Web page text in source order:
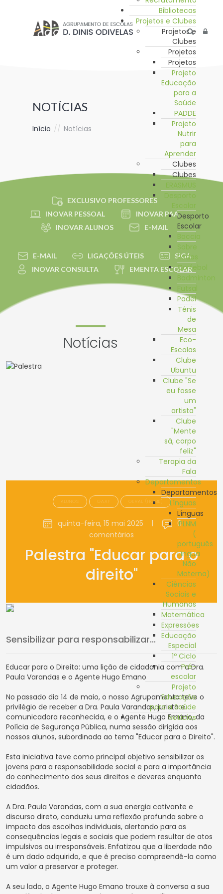
Bibliotecas
Projetos e Clubes
Projetos e
Clubes
Projetos
Projetos
Projeto
Educação
para a
Saúde
PADDE
Projeto
Nutrir
para
Aprender
Clubes
Clubes
ERASMUS
Desporto
Escolar
Desporto
Escolar
Boccia
Sobre
Rodas
Corfebol
Badminton
Futsal
Padel
Ténis
de
Mesa
Eco-
Escolas
Clube
Ubuntu
Clube "Se
eu fosse
um
artista"
Clube
"Mente
sã, corpo
feliz"
Terapia da
Fala
Departamentos
Departamentos
Línguas
Línguas
PLNM
(
português
Língua
Não
Materna)
Ciências
Sociais e
Humanas
Matemática
Expressões
Educação
Especial
1º Ciclo
Pré-
escolar
Projeto
Educação
para a Saúde
Notícias
NOTÍCIAS
Início // Notícias
EXCLUSIVO PROFESSORES
INOVAR PESSOAL
INOVAR PAA
INOVAR ALUNOS
E-MAIL
E-MAIL LIGAÇÕES ÚTEIS
SIGA
INOVAR CONSULTA
EMENTA ESCOLAR
Notícias
ALUNOS GAAF GERAL (HOME)
quinta-feira, 15 mai 2025 |
0
comentários
Palestra "Educar para o
direito"
Sensibilizar para responsabilizar...
Educar para o Direito: uma lição de cidadania com a Dra.
Paula Varandas e o Agente Hugo Emano
No passado dia 14 de maio, o nosso Agrupamento teve o
privilégio de receber a Dra. Paula Varandas, jurista e
comunicadora reconhecida, e o Agente Hugo Emano, da
Polícia de Segurança Pública, numa sessão dirigida aos
nossos alunos, subordinada ao tema "Educar para o Direito".
Esta iniciativa teve como principal objetivo sensibilizar os
jovens para a responsabilidade social e para a importância
do conhecimento dos seus direitos e deveres enquanto
cidadãos.
A Dra. Paula Varandas, com a sua energia cativante e
discurso direto, conduziu uma reflexão profunda sobre o
impacto das escolhas individuais, alertando para as
consequências legais e sociais que podem resultar de atos
impulsivos ou irresponsáveis. Enfatizou que a liberdade não
é um dado adquirido, e que é preciso compreendê-la como
um valor a preservar e proteger.
A seu lado, o Agente Hugo Emano trouxe à conversa a sua